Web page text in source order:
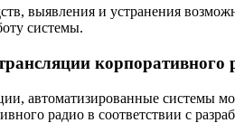
выявления и устранения
системы.
автоматизированные системы
радио в соответствии с